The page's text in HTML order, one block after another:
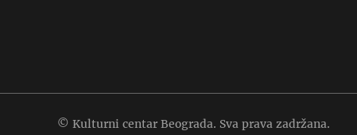
© Kulturni centar Beograda. Sva prava zadržana.